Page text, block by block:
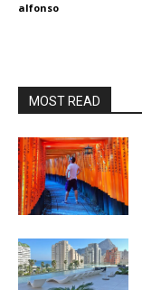
alfonso
MOST READ